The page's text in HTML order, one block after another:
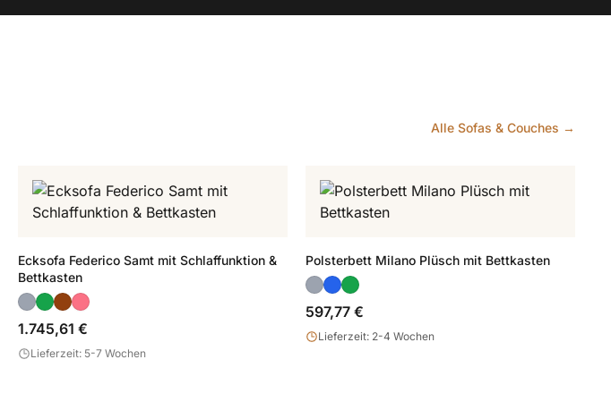
Alle Sofas & Couches →
Ecksofa Federico Samt mit Schlaffunktion &
Bettkasten
1.745,61 €
Lieferzeit: 5-7 Wochen
Polsterbett Milano Plüsch mit Bettkasten
597,77 €
Lieferzeit: 2-4 Wochen